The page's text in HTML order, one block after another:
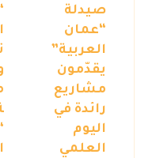
صيدلة
“عمان
العربية”
يقدّمون
مشاريع
رائدة في
اليوم
العلمي